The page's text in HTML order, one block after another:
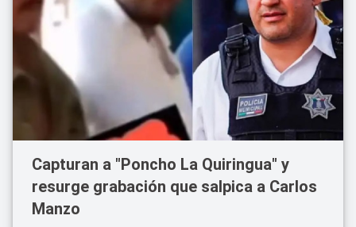
Capturan a "Poncho La Quiringua" y
resurge grabación que salpica a Carlos
Manzo